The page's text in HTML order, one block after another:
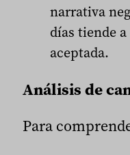
narrativa
días tiende
aceptada.
Análisis de
Para